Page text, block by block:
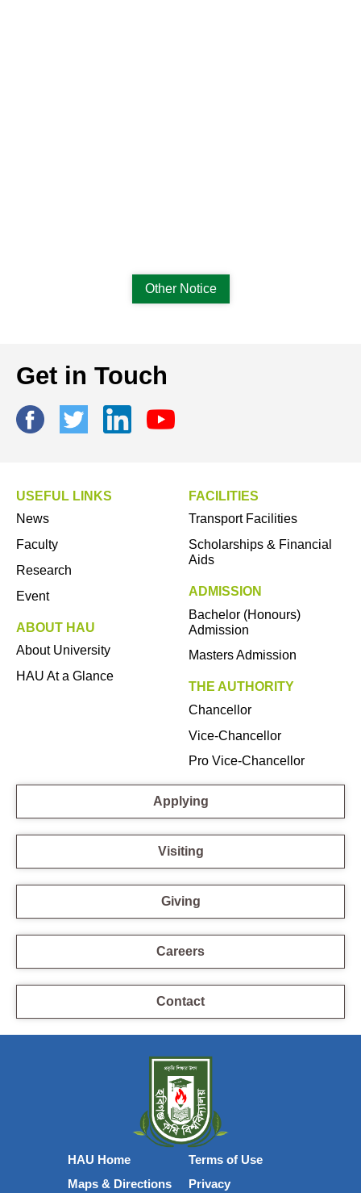
Other Notice
Get in Touch
USEFUL LINKS
News
Faculty
Research
Event
ABOUT HAU
About University
HAU At a Glance
FACILITIES
Transport Facilities
Scholarships & Financial
Aids
ADMISSION
Bachelor (Honours)
Admission
Masters Admission
THE AUTHORITY
Chancellor
Vice-Chancellor
Pro Vice-Chancellor
Applying
Visiting
Giving
Careers
Contact
HAU Home
Maps & Directions
Terms of Use
Privacy